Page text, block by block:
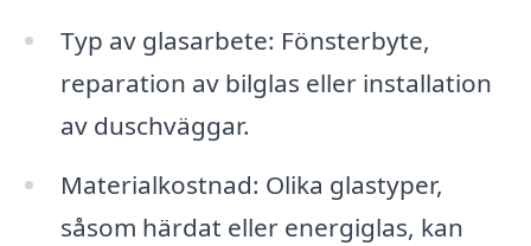
Typ av glasarbete: Fönsterbyte,
reparation av bilglas eller installation
av duschväggar.
Materialkostnad: Olika glastyper,
såsom härdat eller energiglas, kan